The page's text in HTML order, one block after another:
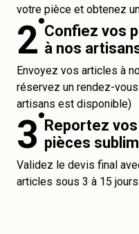
votre pièce et obtenez
2 Confiez vos
à nos
Envoyez vos articles à
réservez un rendez-
artisans est disponible)
3 Reportez vos
pièces
Validez le devis final
articles sous 3 à 15 jours.